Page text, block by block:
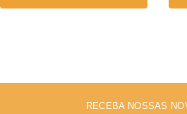
RECEBA NOSSAS